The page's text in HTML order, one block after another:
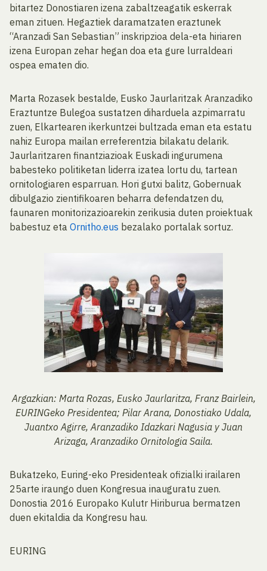
bitartez Donostiaren izena zabaltzeagatik eskerrak
eman zituen. Hegaztiek daramatzaten eraztunek
“Aranzadi San Sebastian” inskripzioa dela-eta hiriaren
izena Europan zehar hegan doa eta gure lurraldeari
ospea ematen dio.
Marta Rozasek bestalde, Eusko Jaurlaritzak Aranzadiko
Eraztuntze Bulegoa sustatzen diharduela azpimarratu
zuen, Elkartearen ikerkuntzei bultzada eman eta estatu
nahiz Europa mailan erreferentzia bilakatu delarik.
Jaurlaritzaren finantziazioak Euskadi ingurumena
babesteko politiketan liderra izatea lortu du, tartean
ornitologiaren esparruan. Hori gutxi balitz, Gobernuak
dibulgazio zientifikoaren beharra defendatzen du,
faunaren monitorizazioarekin zerikusia duten proiektuak
babestuz eta Ornitho.eus bezalako portalak sortuz.
Argazkian: Marta Rozas, Eusko Jaurlaritza, Franz Bairlein,
EURINGeko Presidentea; Pilar Arana, Donostiako Udala,
Juantxo Agirre, Aranzadiko Idazkari Nagusia y Juan
Arizaga, Aranzadiko Ornitologia Saila.
Bukatzeko, Euring-eko Presidenteak ofizialki irailaren
25arte iraungo duen Kongresua inauguratu zuen.
Donostia 2016 Europako Kulutr Hiriburua bermatzen
duen ekitaldia da Kongresu hau.
EURING